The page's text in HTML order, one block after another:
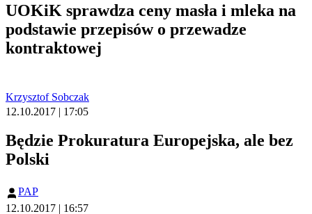
UOKiK sprawdza ceny masła i mleka na
podstawie przepisów o przewadze
kontraktowej
Krzysztof Sobczak
12.10.2017 | 17:05
Będzie Prokuratura Europejska, ale bez
Polski
PAP
12.10.2017 | 16:57